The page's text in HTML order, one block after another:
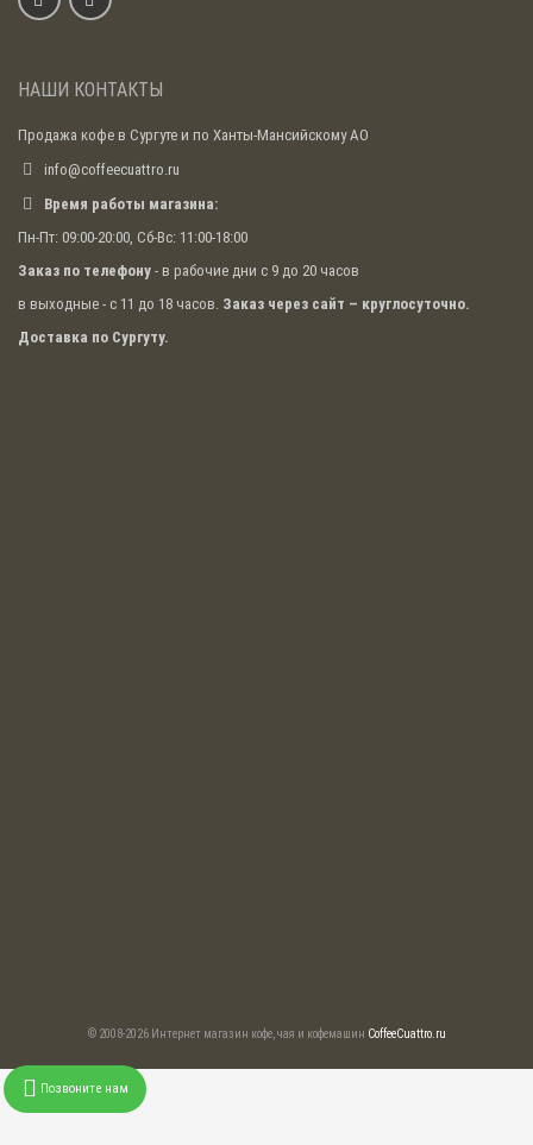
НАШИ КОНТАКТЫ
Продажа кофе в Сургуте и по Ханты-Мансийскому АО
info@coffeecuattro.ru
Время работы магазина:
Пн-Пт: 09:00-20:00, Сб-Вс: 11:00-18:00
Заказ по телефону - в рабочие дни с 9 до 20 часов
в выходные - с 11 до 18 часов. Заказ через сайт – круглосуточно.
Доставка по Сургуту.
© 2008-2026 Интернет магазин кофе, чая и кофемашин CoffeeCuattro.ru
Позвоните нам